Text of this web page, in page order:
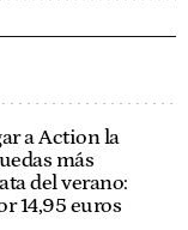
a Action la
más
del verano:
14,95 euros